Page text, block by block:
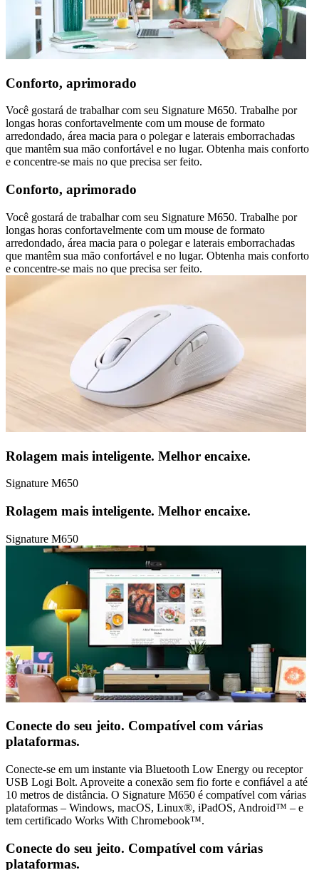
Conforto, aprimorado
Você gostará de trabalhar com seu Signature M650. Trabalhe por
longas horas confortavelmente com um mouse de formato
arredondado, área macia para o polegar e laterais emborrachadas
que mantêm sua mão confortável e no lugar. Obtenha mais conforto
e concentre-se mais no que precisa ser feito.
Conforto, aprimorado
Você gostará de trabalhar com seu Signature M650. Trabalhe por
longas horas confortavelmente com um mouse de formato
arredondado, área macia para o polegar e laterais emborrachadas
que mantêm sua mão confortável e no lugar. Obtenha mais conforto
e concentre-se mais no que precisa ser feito.
Rolagem mais inteligente. Melhor encaixe.
Signature M650
Rolagem mais inteligente. Melhor encaixe.
Signature M650
Conecte do seu jeito. Compatível com várias
plataformas.
Conecte-se em um instante via Bluetooth Low Energy ou receptor
USB Logi Bolt. Aproveite a conexão sem fio forte e confiável a até
10 metros de distância. O Signature M650 é compatível com várias
plataformas – Windows, macOS, Linux®, iPadOS, Android™ – e
tem certificado Works With Chromebook™.
Conecte do seu jeito. Compatível com várias
plataformas.